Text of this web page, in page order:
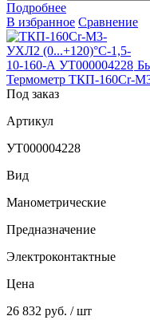
Подробнее
В избранное Сравнение
Термометр ТКП-160Сr-
Под заказ
Артикул
УТ000004228
Вид
Манометрические
Предназначение
Электроконтактные
Цена
26 832 руб. / шт